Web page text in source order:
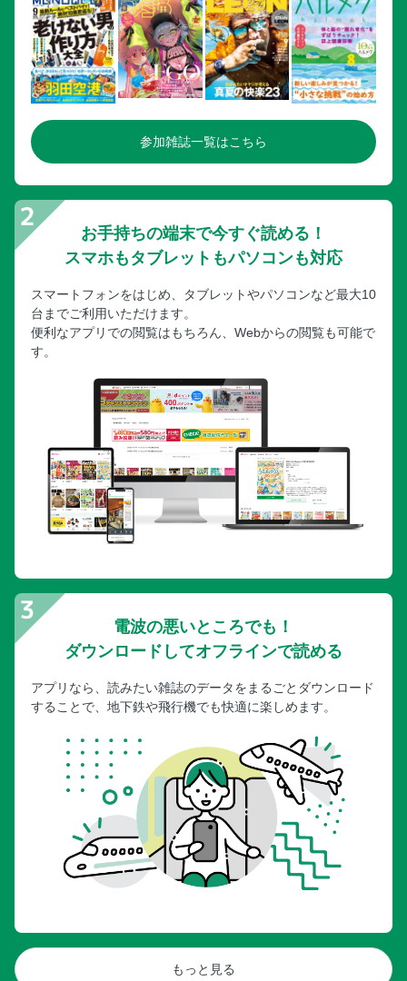
参加雑誌一覧はこちら
お手持ちの端末で今すぐ読める！
スマホもタブレットもパソコンも対応
スマートフォンをはじめ、タブレットやパソコンなど最大10
台までご利用いただけます。
便利なアプリでの閲覧はもちろん、Webからの閲覧も可能で
す。
電波の悪いところでも！
ダウンロードしてオフラインで読める
アプリなら、読みたい雑誌のデータをまるごとダウンロード
することで、地下鉄や飛行機でも快適に楽しめます。
もっと見る